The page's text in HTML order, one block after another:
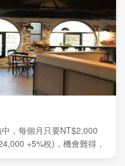
，每個月只要NT$2,000
+5%稅)，機會難得，